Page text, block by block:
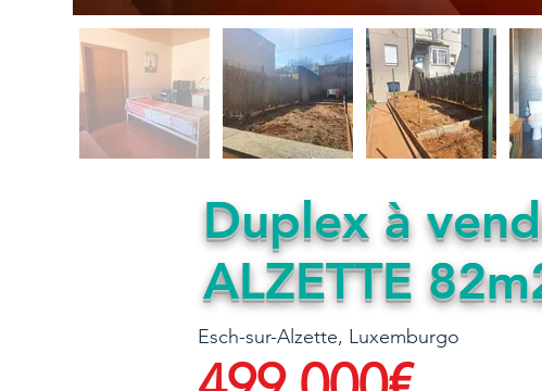
Duplex à
ALZETTE
Esch-sur-Alzette, Luxemburgo